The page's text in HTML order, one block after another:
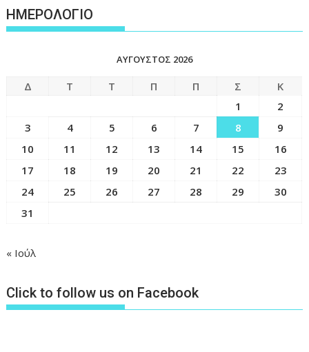
ΗΜΕΡΟΛΟΓΙΟ
ΑΎΓΟΥΣΤΟΣ 2026
Δ Τ Τ Π Π Σ
Κ
1
2
3
4 5 6 7 8
9
10
11 12 13 14 15
16
17
18 19 20 21 22
23
24
25 26 27 28 29
30
31
« Ιούλ
Click to follow us on Facebook